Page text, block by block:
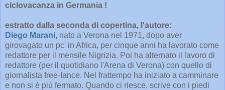
ciclovacanza in Germania !
estratto dalla seconda di copertina, l'autore:
Diego Marani, nato a Verona nel 1971, dopo aver
girovagato un pc' in Africa, per cinque anni ha lavorato come
redattore per il mensile Nigrizia. Poi ha alternato il lavoro di
redattore (per il quotidiano l'Arena di Verona) con quello di
giornalista free-Iance. Nel frattempo ha iniziato a camminare
e non si è più fermato. Quando ci riesce, scrive con i piedi